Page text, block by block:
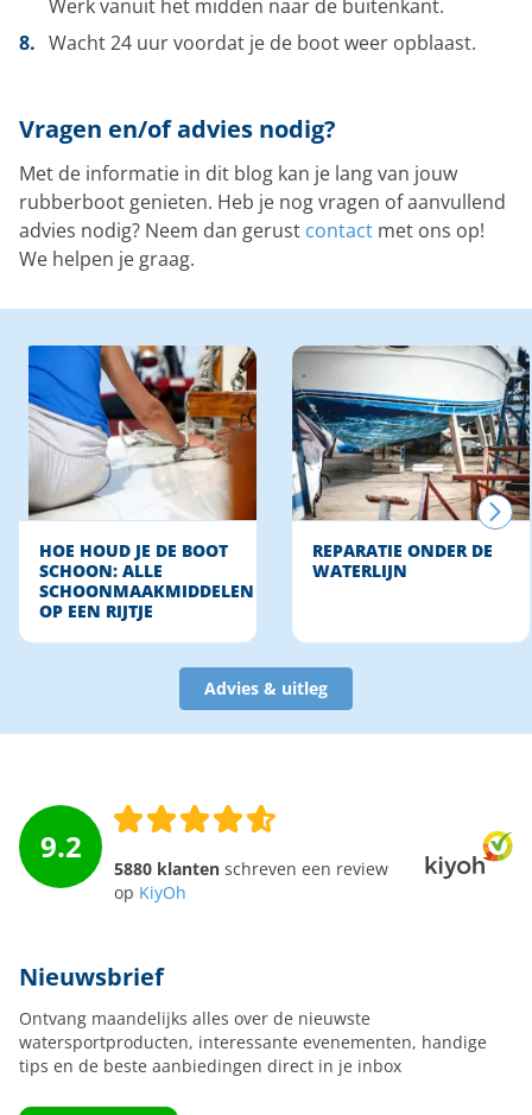
Werk vanuit het midden naar de buitenkant.
Wacht 24 uur voordat je de boot weer opblaast.
Vragen en/of advies nodig?
Met de informatie in dit blog kan je lang van jouw
rubberboot genieten. Heb je nog vragen of aanvullend
advies nodig? Neem dan gerust contact met ons op!
We helpen je graag.
HOE HOUD JE DE BOOT
SCHOON: ALLE
SCHOONMAAKMIDDELEN
OP EEN RIJTJE
REPARATIE ONDER DE
WATERLIJN
Advies & uitleg
9.2
5880 klanten schreven een review
op KiyOh
Nieuwsbrief
Ontvang maandelijks alles over de nieuwste
watersportproducten, interessante evenementen, handige
tips en de beste aanbiedingen direct in je inbox